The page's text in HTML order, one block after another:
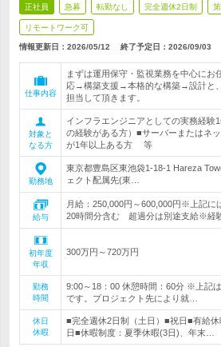
正社員 急募 転勤なし 完全週休2日制
リモートワーク可
情報更新日：2026/05/12 終了予定日： 2026/09/03
仕事内容
まずは運用保守・監視業務を中心にお
応→構築支援→本格的な構築→設計と
担当して頂きます。
対象と
なる方
インフラエンジニアとしての実務経験
の経験がある方）■サーバーまたはネ
が1年以上ある方 等
勤務地
東京都豊島区東池袋1-18-1 Hareza
ェクト配属先(東…
給与
月給：250,000円～600,000円※上記に
20時間分含む 超過分は別途支給※経
初年度
年収
300万円～720万円
勤務
時間
9:00～18：00 休憩時間：60分 ※上記
です。プロジェクト先により就…
休日
休暇
■完全週休2日制（土日）■祝日■有給
日■休暇制度：夏季休暇(3日)、年末…